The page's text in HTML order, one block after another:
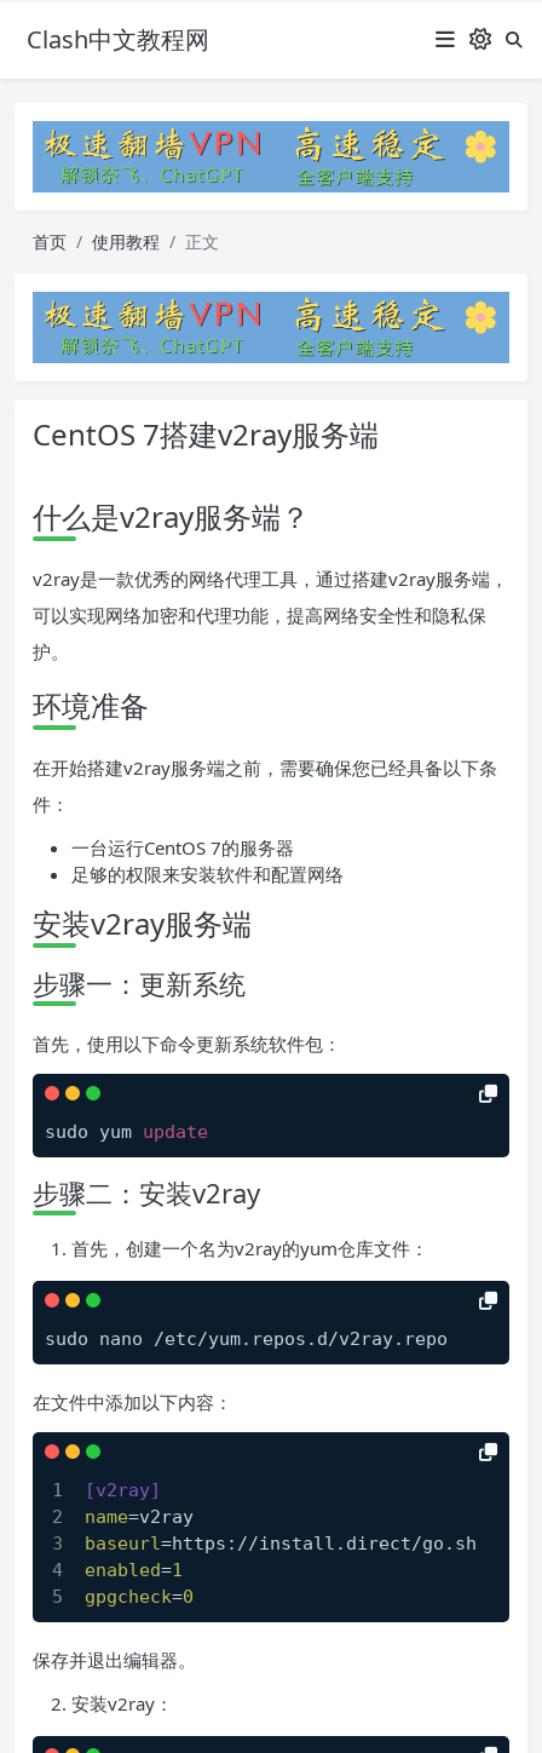
Clash中文教程网
首页 使用教程 正文
CentOS 7搭建v2ray服务端
什么是v2ray服务端？
v2ray是一款优秀的网络代理工具，通过搭建v2ray服务端，
可以实现网络加密和代理功能，提高网络安全性和隐私保
护。
环境准备
在开始搭建v2ray服务端之前，需要确保您已经具备以下条
件：
一台运行CentOS 7的服务器
足够的权限来安装软件和配置网络
安装v2ray服务端
步骤一：更新系统
首先，使用以下命令更新系统软件包：
sudo yum update
步骤二：安装v2ray
首先，创建一个名为v2ray的yum仓库文件：
在文件中添加以下内容：
[v2ray]
name=v2ray
baseurl=https://install.direct/go.sh
enabled=1
gpgcheck=0
保存并退出编辑器。
安装v2ray：